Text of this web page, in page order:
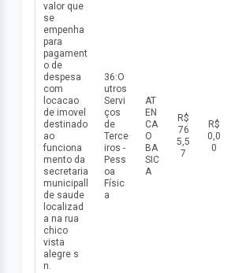
valor que
se
empenha
para
pagament
o de
despesa
com
locacao
de imovel
destinado
ao
funciona
mento da
secretaria
municipall
de saude
localizad
a na rua
chico
vista
alegre s
n.
36:O
utros
Servi
ços
de
Terce
iros -
Pess
oa
Físic
a
AT
EN
CA
O
BA
SIC
A
R$
76
5,5
7
R$
0,0
0